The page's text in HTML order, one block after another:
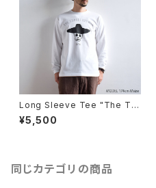
Long Sleeve Tee "The Tra
veling Man"
¥5,500
同じカテゴリの商品